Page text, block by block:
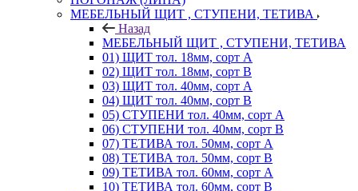
МЕБЕЛЬНЫЙ ЩИТ , СТУПЕНИ, ТЕТИВА
Назад
МЕБЕЛЬНЫЙ ЩИТ , СТУПЕНИ, ТЕТИВА
01) ЩИТ тол. 18мм, сорт А
02) ЩИТ тол. 18мм, сорт В
03) ЩИТ тол. 40мм, сорт А
04) ЩИТ тол. 40мм, сорт В
05) СТУПЕНИ тол. 40мм, сорт А
06) СТУПЕНИ тол. 40мм, сорт В
07) ТЕТИВА тол. 50мм, сорт А
08) ТЕТИВА тол. 50мм, сорт В
09) ТЕТИВА тол. 60мм, сорт А
10) ТЕТИВА тол. 60мм, сорт В